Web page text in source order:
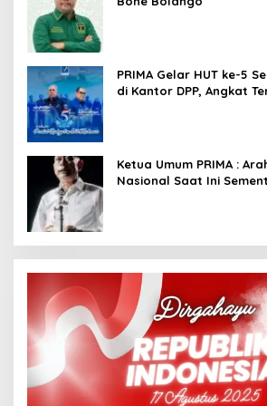
PRIMA Gelar HUT ke-5
di Kantor DPP, Angkat
Ketua Umum PRIMA :
Nasional Saat Ini